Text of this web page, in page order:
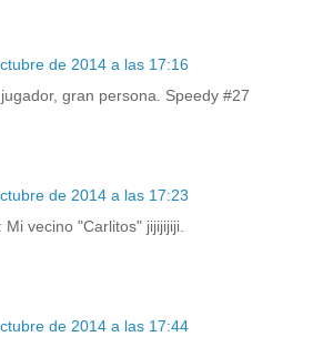
de 2014 a las 17:16
gran persona. Speedy #27
de 2014 a las 17:23
vecino "Carlitos" jijijijiji.
de 2014 a las 17:44